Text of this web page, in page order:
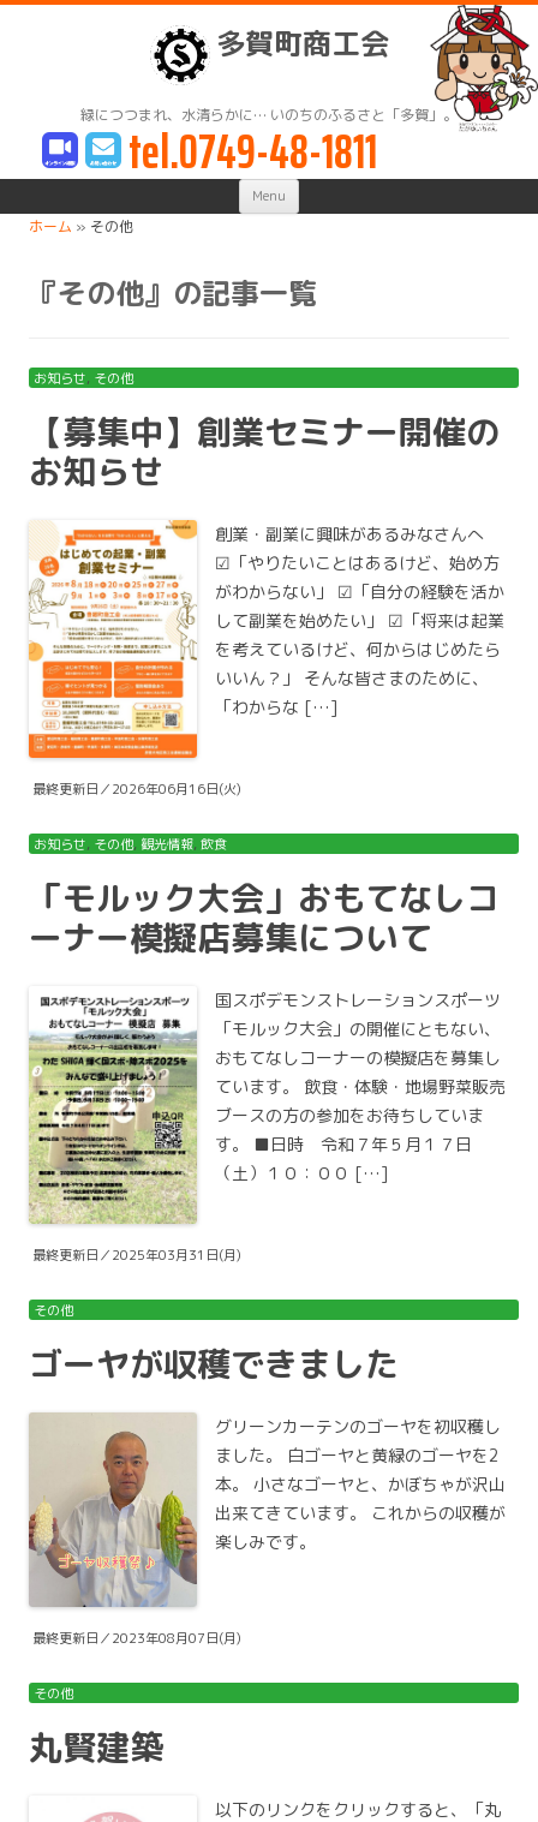
多賀町商工会
緑につつまれ、水清らかに… いのちのふるさと「多賀」。
tel.0749-48-1811
Menu Skip
content
ホーム » その他
『その他』の記事一覧
お知らせ, その他
【募集中】創業セミナー開催の
お知らせ
創業・副業に興味があるみなさんへ
☑「やりたいことはあるけど、始め方
がわからない」 ☑「自分の経験を活か
して副業を始めたい」 ☑「将来は起業
を考えているけど、何からはじめたら
いいん？」 そんな皆さまのために、
「わからな […]
最終更新日／2026年06月16日(火)
お知らせ, その他, 観光情報, 飲食
「モルック大会」おもてなしコ
ーナー模擬店募集について
国スポデモンストレーションスポーツ
「モルック大会」の開催にともない、
おもてなしコーナーの模擬店を募集し
ています。 飲食・体験・地場野菜販売
ブースの方の参加をお待ちしていま
す。 ■日時 令和７年５月１７日
（土）１０：００ […]
最終更新日／2025年03月31日(月)
その他
ゴーヤが収穫できました
グリーンカーテンのゴーヤを初収穫し
ました。 白ゴーヤと黄緑のゴーヤを2
本。 小さなゴーヤと、かぼちゃが沢山
出来てきています。 これからの収穫が
楽しみです。
最終更新日／2023年08月07日(月)
その他
丸賢建築
以下のリンクをクリックすると、「丸